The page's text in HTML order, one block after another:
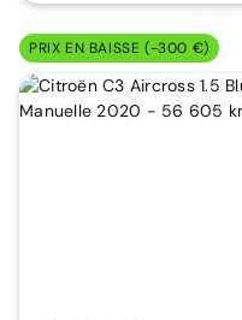
PRIX EN BAISSE (-300 €)